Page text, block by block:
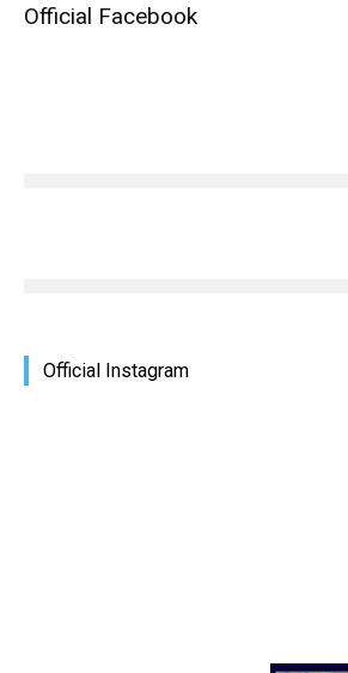
Official Facebook
Official Instagram